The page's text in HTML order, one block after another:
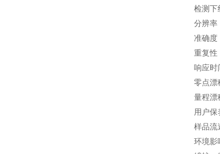
检测下
分辨率
准确度
重复性
响应时
零点漂
量程漂
用户保
样品流
环境影